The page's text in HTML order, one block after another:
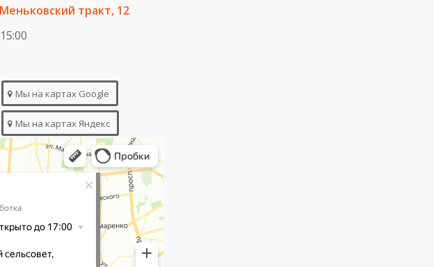
Меньковский тракт, 12
Мы на картах Google
Мы на картах Яндекс